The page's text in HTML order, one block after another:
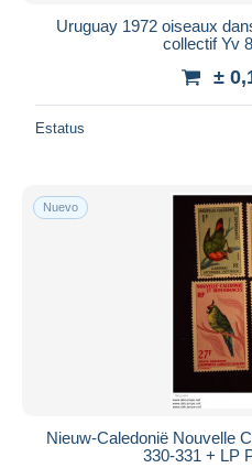
Uruguay 1972 oiseaux
collectif Yv
±
Estatus
Nuevo
Nieuw-Caledonië Nouvelle
330-331 + LP